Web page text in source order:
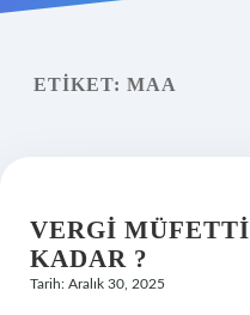
Yasal Uyarı
ETIKET: MAA
VERGI
KADAR ?
Tarih: Aralık 30, 2025